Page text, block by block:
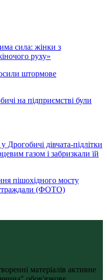
сила: жінки з
руху»
штормове
на підприємстві були
Дрогобичі дівчата-підлітки
газом і забризкали їй
пішохідного мосту
(ФОТО)
матеріалів активне